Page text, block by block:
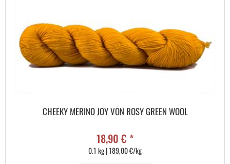
CHEEKY MERINO JOY VON ROSY GREEN WOOL
18,90 € *
0.1 kg | 189,00 €/kg